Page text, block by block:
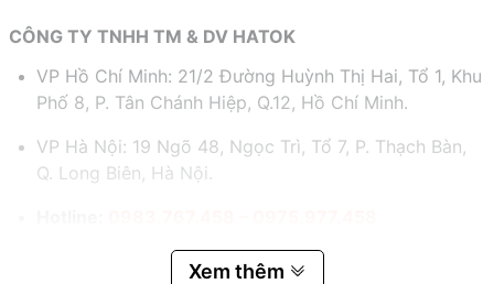
CÔNG TY TNHH TM & DV HATOK
VP Hồ Chí Minh: 21/2 Đường Huỳnh Thị Hai, Tổ 1, Khu
Phố 8, P. Tân Chánh Hiệp, Q.12, Hồ Chí Minh.
VP Hà Nội: 19 Ngõ 48, Ngọc Trì, Tổ 7, P. Thạch Bàn,
Q. Long Biên, Hà Nội.
hatok2012@gmail.com – sales@hatok.vn
Xem thêm